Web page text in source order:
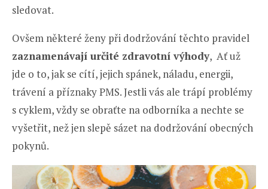
sledovat.
Ovšem některé ženy při dodržování těchto pravidel
zaznamenávají určité zdravotní výhody, Ať už
jde o to, jak se cítí, jejich spánek, náladu, energii,
trávení a příznaky PMS. Jestli vás ale trápí problémy
s cyklem, vždy se obraťte na odborníka a nechte se
vyšetřit, než jen slepě sázet na dodržování obecných
pokynů.